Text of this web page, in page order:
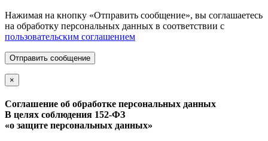
Нажимая на кнопку «Отправить сообщение», вы соглашаетесь
на обработку персональных данных в соответствии с
пользовательским соглашением
Отправить сообщение
×
Соглашение об обработке персональных данных
В целях соблюдения 152-ФЗ
«о защите персональных данных»